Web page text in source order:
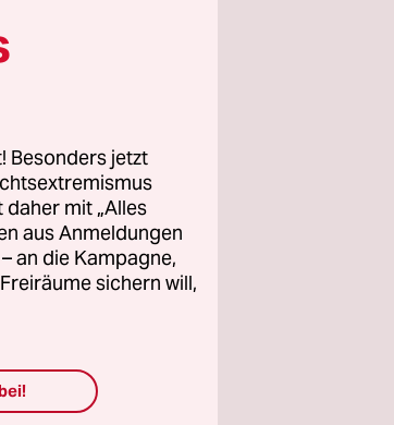
Besonders jetzt
mit „Alles
aus Anmeldungen
an die Kampagne,
sichern will,